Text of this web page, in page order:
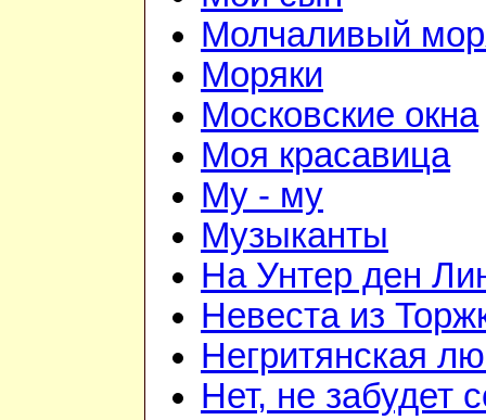
Молчаливый
Моряки
Московские окна
Моя красавица
Му - му
Музыканты
На Унтер ден
Невеста из
Негритянская
Нет, не забудет